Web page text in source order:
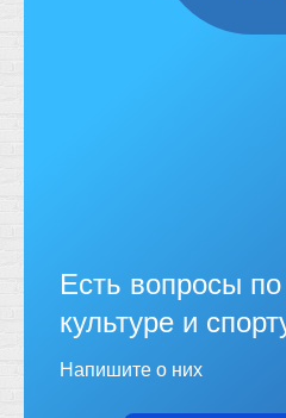
Есть вопросы
культуре и
Напишите о них